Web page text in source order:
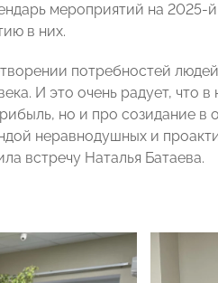
мероприятий на 2025-й
в них.
потребностей
И это очень радует, что
но и про созидание
неравнодушных и
встречу Наталья Батаева.